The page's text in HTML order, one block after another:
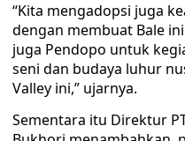
“Kita mengadopsi juga
dengan membuat Bale
juga Pendopo untuk
seni dan budaya luhur
Valley ini,” ujarnya.
Sementara itu Direktur